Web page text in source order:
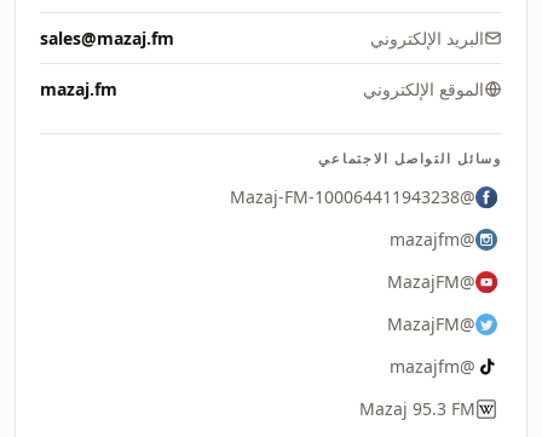
البريد الإلكتروني sales@mazaj.fm
الموقع الإلكتروني mazaj.fm
وسائل التواصل الاجتماعي
@Mazaj-FM-100064411943238
@mazajfm
@MazajFM
@MazajFM
@mazajfm
Mazaj 95.3 FM